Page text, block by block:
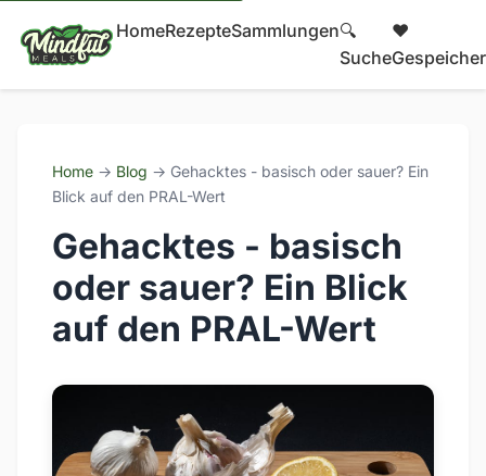
HomeRezepteSammlungen🔍
Suche
❤️
Home → Blog → Gehacktes - basisch oder sauer? Ein
Blick auf den PRAL-Wert
Gehacktes - basisch
oder sauer? Ein Blick
auf den PRAL-Wert